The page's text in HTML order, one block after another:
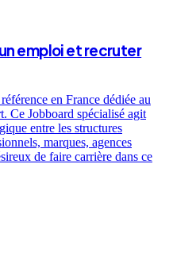
emploi et recruter
en France dédiée au
Ce Jobboard spécialisé agit
entre les structures
marques, agences
de faire carrière dans ce